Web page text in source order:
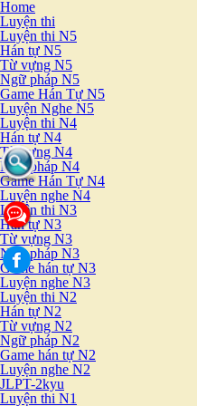
Home
Luyện thi
Luyện thi N5
Hán tự N5
Từ vựng N5
Ngữ pháp N5
Game Hán Tự N5
Luyện Nghe N5
Luyện thi N4
Hán tự N4
Từ vựng N4
Ngữ pháp N4
Game Hán Tự N4
Luyện nghe N4
Luyện thi N3
Hán tự N3
Từ vựng N3
Ngữ pháp N3
Game hán tự N3
Luyện nghe N3
Luyện thi N2
Hán tự N2
Từ vựng N2
Ngữ pháp N2
Game hán tự N2
Luyện nghe N2
JLPT-2kyu
Luyện thi N1